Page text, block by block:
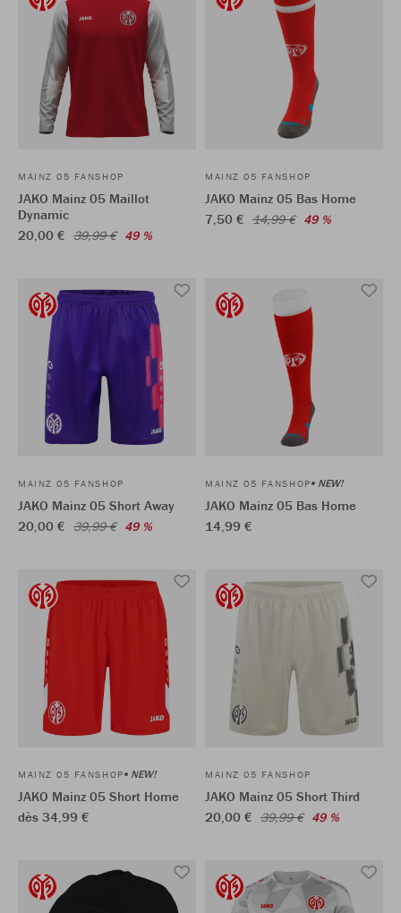
MAINZ 05 FANSHOP
JAKO Mainz 05 Maillot
Dynamic
20,00 € 39,99 € 49 %
MAINZ 05 FANSHOP
JAKO Mainz 05 Bas Home
7,50 € 14,99 € 49 %
MAINZ 05 FANSHOP
JAKO Mainz 05 Short Away
20,00 € 39,99 € 49 %
MAINZ 05 FANSHOP NEW!
JAKO Mainz 05 Bas Home
14,99 €
MAINZ 05 FANSHOP NEW!
JAKO Mainz 05 Short Home
dès 34,99 €
MAINZ 05 FANSHOP
JAKO Mainz 05 Short Third
20,00 € 39,99 € 49 %